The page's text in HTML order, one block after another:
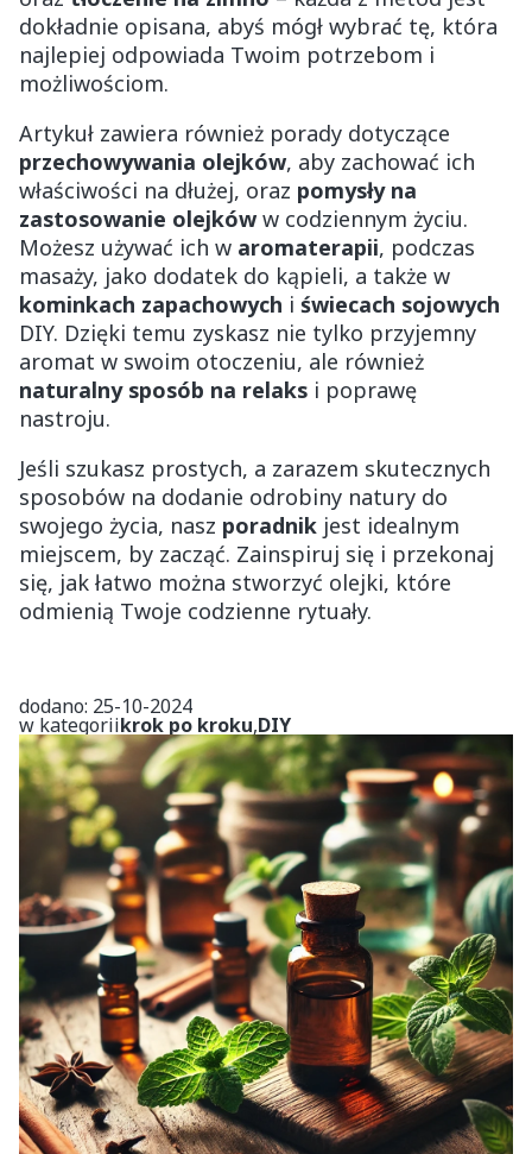
dokładnie opisana, abyś mógł wybrać tę, która
najlepiej odpowiada Twoim potrzebom i
możliwościom.
Artykuł zawiera również porady dotyczące
przechowywania olejków, aby zachować ich
właściwości na dłużej, oraz pomysły na
zastosowanie olejków w codziennym życiu.
Możesz używać ich w aromaterapii, podczas
masaży, jako dodatek do kąpieli, a także w
kominkach zapachowych i świecach sojowych
DIY. Dzięki temu zyskasz nie tylko przyjemny
aromat w swoim otoczeniu, ale również
naturalny sposób na relaks i poprawę
nastroju.
Jeśli szukasz prostych, a zarazem skutecznych
sposobów na dodanie odrobiny natury do
swojego życia, nasz poradnik jest idealnym
miejscem, by zacząć. Zainspiruj się i przekonaj
się, jak łatwo można stworzyć olejki, które
odmienią Twoje codzienne rytuały.
dodano: 25-10-2024
w kategoriikrok po kroku,DIY